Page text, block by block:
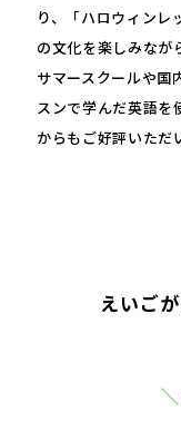
り、「ハロウィンレ
の文化を楽しみなが
サマースクールや国
スンで学んだ英語を
からもご好評いただ
えいご